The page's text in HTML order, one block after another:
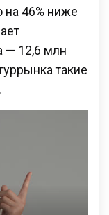
на 46% ниже
— 12,6 млн
такие